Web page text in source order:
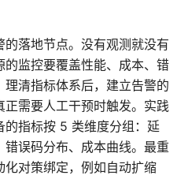
落地节点。没有观测就没有
监控要覆盖性能、成本、错
清指标体系后，建立告警的
正需要人工干预时触发。实践
的指标按 5 类维度分组：延
误码分布、成本曲线。最重
对策绑定，例如自动扩缩